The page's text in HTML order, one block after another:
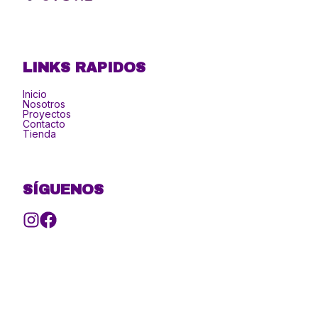
LINKS RAPIDOS
Inicio
Nosotros
Proyectos
Contacto
Tienda
SÍGUENOS